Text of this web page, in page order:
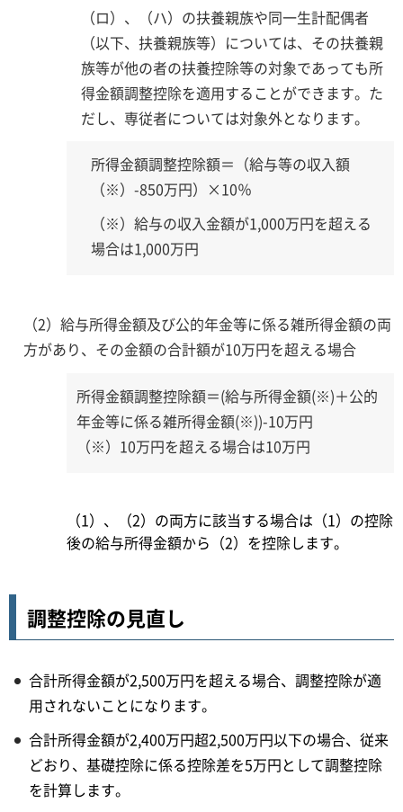
（ロ）、（ハ）の扶養親族や同一生計配偶者
（以下、扶養親族等）については、その扶養親
族等が他の者の扶養控除等の対象であっても所
得金額調整控除を適用することができます。た
だし、専従者については対象外となります。
所得金額調整控除額＝（給与等の収入額
（※）-850万円）×10％
（※）給与の収入金額が1,000万円を超える
場合は1,000万円
（2）給与所得金額及び公的年金等に係る雑所得金額の両
方があり、その金額の合計額が10万円を超える場合
所得金額調整控除額＝(給与所得金額(※)＋公的
年金等に係る雑所得金額(※))-10万円
（※）10万円を超える場合は10万円
（1）、（2）の両方に該当する場合は（1）の控除
後の給与所得金額から（2）を控除します。
調整控除の見直し
合計所得金額が2,500万円を超える場合、調整控除が適
用されないことになります。
合計所得金額が2,400万円超2,500万円以下の場合、従来
どおり、基礎控除に係る控除差を5万円として調整控除
を計算します。